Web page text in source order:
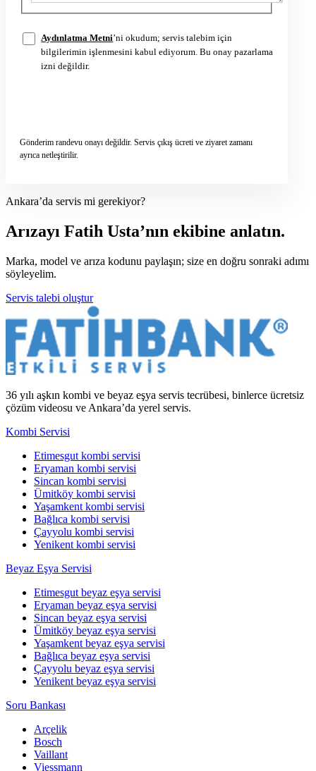
Aydınlatma Metni’ni okudum; servis talebim için
bilgilerimin işlenmesini kabul ediyorum. Bu onay pazarlama
izni değildir.
Gönderim randevu onayı değildir. Servis çıkış ücreti ve ziyaret zamanı
ayrıca netleştirilir.
Ankara’da servis mi gerekiyor?
Arızayı Fatih Usta’nın ekibine anlatın.
Marka, model ve arıza kodunu paylaşın; size en doğru sonraki adımı
söyleyelim.
Servis talebi oluştur
36 yılı aşkın kombi ve beyaz eşya servis tecrübesi, binlerce ücretsiz
çözüm videosu ve Ankara’da yerel servis.
Kombi Servisi
Etimesgut kombi servisi
Eryaman kombi servisi
Sincan kombi servisi
Ümitköy kombi servisi
Yaşamkent kombi servisi
Bağlıca kombi servisi
Çayyolu kombi servisi
Yenikent kombi servisi
Beyaz Eşya Servisi
Etimesgut beyaz eşya servisi
Eryaman beyaz eşya servisi
Sincan beyaz eşya servisi
Ümitköy beyaz eşya servisi
Yaşamkent beyaz eşya servisi
Bağlıca beyaz eşya servisi
Çayyolu beyaz eşya servisi
Yenikent beyaz eşya servisi
Soru Bankası
Arçelik
Bosch
Vaillant
Viessmann